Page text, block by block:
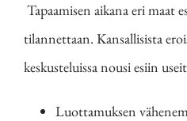
Tapaamisen aikana eri maat
tilannettaan. Kansallisista
keskusteluissa nousi esiin
Luottamuksen